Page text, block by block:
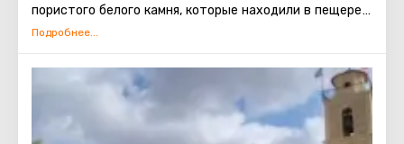
пористого белого камня, которые находили в пещере в
Вифлееме, где
Ирода.